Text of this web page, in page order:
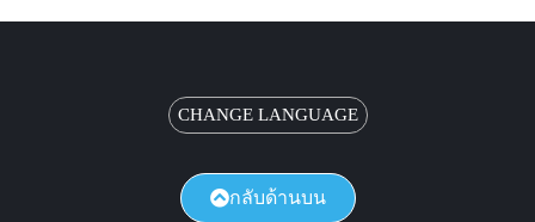
CHANGE LANGUAGE
กลับด้านบน